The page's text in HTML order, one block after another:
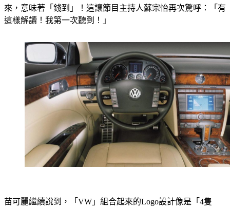
Volkswagen Logo的「W」就像是「Money」的「M」字倒過
來，意味著「錢到」！這讓節目主持人蘇宗怡再次驚呼：「有